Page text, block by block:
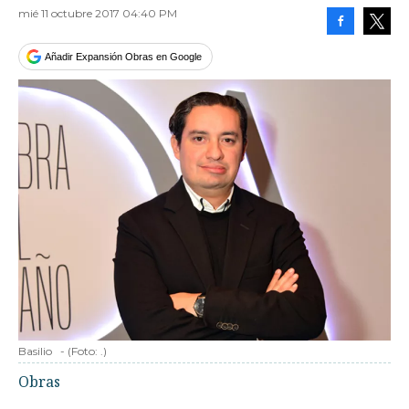
mié 11 octubre 2017 04:40 PM
Añadir Expansión Obras en Google
Basilio - (Foto: .)
Obras